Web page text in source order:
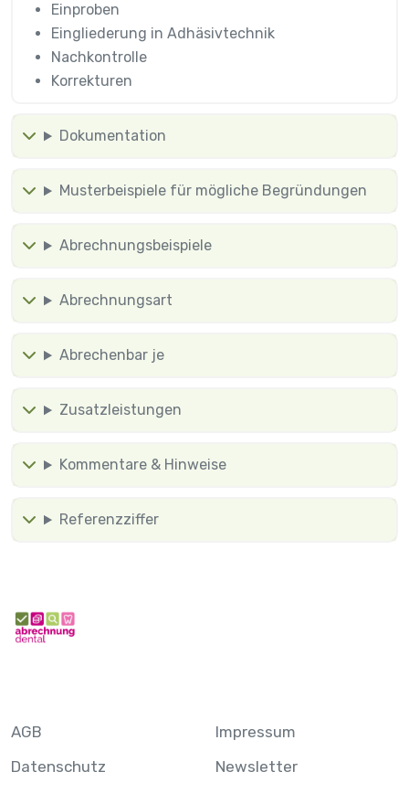
Einproben
Eingliederung in Adhäsivtechnik
Nachkontrolle
Korrekturen
Dokumentation
Musterbeispiele für mögliche Begründungen
Abrechnungsbeispiele
Abrechnungsart
Abrechenbar je
Zusatzleistungen
Kommentare & Hinweise
Referenzziffer
AGB
Datenschutz
Impressum
Newsletter